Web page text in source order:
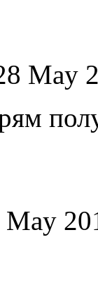
May
May